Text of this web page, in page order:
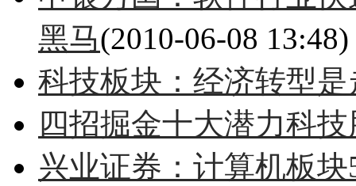
黑马(2010-06-08 13:48)
科技板块：经济转型
四招掘金十大潜力科技
兴业证券：计算机板